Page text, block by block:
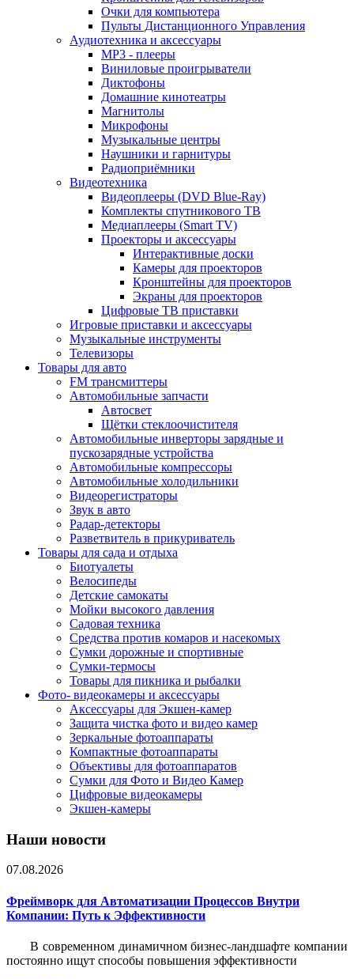
Очки для компьютера
Пульты Дистанционного Управления
Аудиотехника и аксессуары
MP3 - плееры
Виниловые проигрыватели
Диктофоны
Домашние кинотеатры
Магнитолы
Микрофоны
Музыкальные центры
Наушники и гарнитуры
Радиоприёмники
Видеотехника
Видеоплееры (DVD Blue-Ray)
Комплекты спутникового ТВ
Медиаплееры (Smart TV)
Проекторы и аксессуары
Интерактивные доски
Камеры для проекторов
Кронштейны для проекторов
Экраны для проекторов
Цифровые ТВ приставки
Игровые приставки и аксессуары
Музыкальные инструменты
Телевизоры
Товары для авто
FM трансмиттеры
Автомобильные запчасти
Автосвет
Щётки стеклоочистителя
Автомобильные инверторы зарядные и
пускозарядные устройства
Автомобильные компрессоры
Автомобильные холодильники
Видеорегистраторы
Звук в авто
Радар-детекторы
Разветвитель в прикуриватель
Товары для сада и отдыха
Биотуалеты
Велосипеды
Детские самокаты
Мойки высокого давления
Садовая техника
Средства против комаров и насекомых
Сумки дорожные и спортивные
Сумки-термосы
Товары для пикника и рыбалки
Фото- видеокамеры и аксессуары
Аксессуары для Экшен-камер
Защита чистка фото и видео камер
Зеркальные фотоаппараты
Компактные фотоаппараты
Объективы для фотоаппаратов
Сумки для Фото и Видео Камер
Цифровые видеокамеры
Экшен-камеры
Наши новости
07.08.2026
Фреймворк для Автоматизации Процессов Внутри
Компании: Путь к Эффективности
В современном динамичном бизнес-ландшафте компании
постоянно ищут способы повышения эффективности